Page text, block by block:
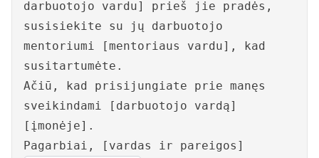
darbuotojo vardu] prieš jie pradės,
susisiekite su jų darbuotojo
mentoriumi [mentoriaus vardu], kad
susitartumėte.
Ačiū, kad prisijungiate prie manęs
sveikindami [darbuotojo vardą]
[įmonėje].
Pagarbiai, [vardas ir pareigos]